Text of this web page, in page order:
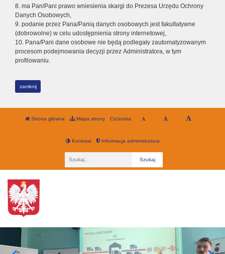
8. ma Pan/Pani prawo wniesienia skargi do Prezesa Urzędu Ochrony
Danych Osobowych,
9. podanie przez Pana/Panią danych osobowych jest fakultatywne
(dobrowolne) w celu udostępnienia strony internetowej,
10. Pana/Pani dane osobowe nie będą podlegały zautomatyzowanym
procesom podejmowania decyzji przez Administratora, w tym
profilowaniu.
zamknij
Strona główna Mapa strony Czcionka
Kontrast Informacja administratora